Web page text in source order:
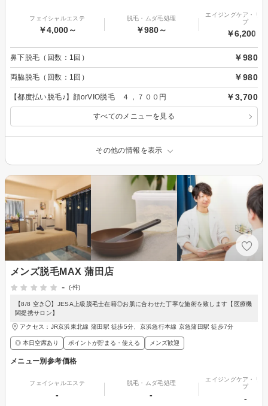
フェイシャルエステ
￥4,000～
脱毛・ムダ毛処理
￥980～
エイジングケア・リ
プ
￥6,200～
鼻下脱毛（回数：1回） ￥980
両脇脱毛（回数：1回） ￥980
【都度払い脱毛♪】顔orVIO脱毛 ４，７００円 ￥3,700
すべてのメニューを見る
その他の情報を表示
メンズ脱毛MAX 蒲田店
-
(-件)
【8/8 空き◯】JESA上級脱毛士在籍◎お肌に合わせた丁寧な施術を致します【医療機
関提携サロン】
アクセス：JR京浜東北線 蒲田駅 徒歩5分、京浜急行本線 京急蒲田駅 徒歩7分
◎ 本日空席あり ポイントが貯まる・使える メンズ歓迎
メニュー別参考価格
フェイシャルエステ
-
脱毛・ムダ毛処理
-
エイジングケア・リ
プ
-